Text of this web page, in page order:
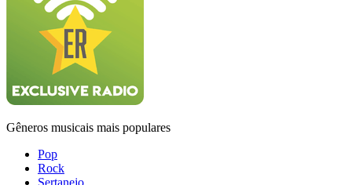
Gêneros musicais mais populares
Pop
Rock